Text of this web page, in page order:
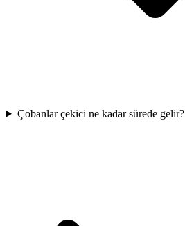
Çobanlar çekici ne kadar sürede gelir?